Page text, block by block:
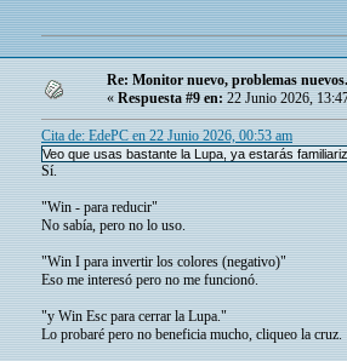
Re: Monitor nuevo, problemas nuevos.
« Respuesta #9 en: 22 Junio 2026,
Cita de: EdePC en 22 Junio 2026, 00:53 am
Veo que usas bastante la Lupa, ya estarás
Sí.
"Win - para reducir"
No sabía, pero no lo uso.
"Win I para invertir los colores (negativo)"
Eso me interesó pero no me funcionó.
"y Win Esc para cerrar la Lupa."
Lo probaré pero no beneficia mucho, cliqueo la cruz.